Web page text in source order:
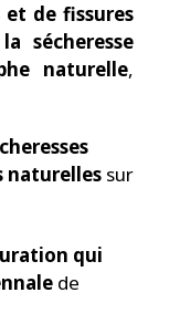
de fissures
sécheresse
naturelle,
naturellessur
qui
de